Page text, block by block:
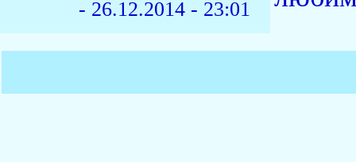
- 26.12.2014 - 23:01